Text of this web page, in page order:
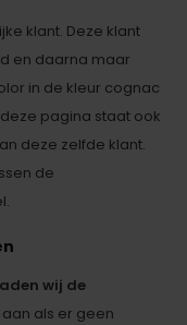
klant. Deze klant
en daarna maar
in de kleur cognac
pagina staat ook
deze zelfde klant.
de
wij de
als er geen